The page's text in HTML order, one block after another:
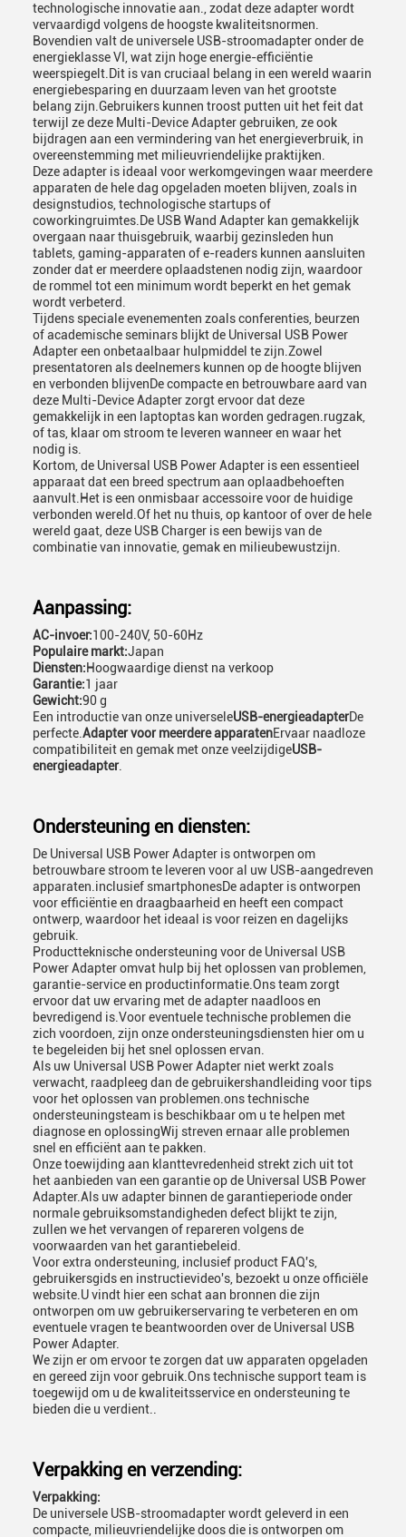
technologische innovatie aan., zodat deze adapter wordt
vervaardigd volgens de hoogste kwaliteitsnormen.
Bovendien valt de universele USB-stroomadapter onder de
energieklasse VI, wat zijn hoge energie-efficiëntie
weerspiegelt.Dit is van cruciaal belang in een wereld waarin
energiebesparing en duurzaam leven van het grootste
belang zijn.Gebruikers kunnen troost putten uit het feit dat
terwijl ze deze Multi-Device Adapter gebruiken, ze ook
bijdragen aan een vermindering van het energieverbruik, in
overeenstemming met milieuvriendelijke praktijken.
Deze adapter is ideaal voor werkomgevingen waar meerdere
apparaten de hele dag opgeladen moeten blijven, zoals in
designstudios, technologische startups of
coworkingruimtes.De USB Wand Adapter kan gemakkelijk
overgaan naar thuisgebruik, waarbij gezinsleden hun
tablets, gaming-apparaten of e-readers kunnen aansluiten
zonder dat er meerdere oplaadstenen nodig zijn, waardoor
de rommel tot een minimum wordt beperkt en het gemak
wordt verbeterd.
Tijdens speciale evenementen zoals conferenties, beurzen
of academische seminars blijkt de Universal USB Power
Adapter een onbetaalbaar hulpmiddel te zijn.Zowel
presentatoren als deelnemers kunnen op de hoogte blijven
en verbonden blijvenDe compacte en betrouwbare aard van
deze Multi-Device Adapter zorgt ervoor dat deze
gemakkelijk in een laptoptas kan worden gedragen.rugzak,
of tas, klaar om stroom te leveren wanneer en waar het
nodig is.
Kortom, de Universal USB Power Adapter is een essentieel
apparaat dat een breed spectrum aan oplaadbehoeften
aanvult.Het is een onmisbaar accessoire voor de huidige
verbonden wereld.Of het nu thuis, op kantoor of over de hele
wereld gaat, deze USB Charger is een bewijs van de
combinatie van innovatie, gemak en milieubewustzijn.
Aanpassing:
AC-invoer:100-240V, 50-60Hz
Populaire markt:Japan
Diensten:Hoogwaardige dienst na verkoop
Garantie:1 jaar
Gewicht:90 g
Een introductie van onze universeleUSB-energieadapterDe
perfecte. Adapter voor meerdere apparatenErvaar naadloze
compatibiliteit en gemak met onze veelzijdigeUSB-
energieadapter.
Ondersteuning en diensten:
De Universal USB Power Adapter is ontworpen om
betrouwbare stroom te leveren voor al uw USB-aangedreven
apparaten.inclusief smartphonesDe adapter is ontworpen
voor efficiëntie en draagbaarheid en heeft een compact
ontwerp, waardoor het ideaal is voor reizen en dagelijks
gebruik.
Productteknische ondersteuning voor de Universal USB
Power Adapter omvat hulp bij het oplossen van problemen,
garantie-service en productinformatie.Ons team zorgt
ervoor dat uw ervaring met de adapter naadloos en
bevredigend is.Voor eventuele technische problemen die
zich voordoen, zijn onze ondersteuningsdiensten hier om u
te begeleiden bij het snel oplossen ervan.
Als uw Universal USB Power Adapter niet werkt zoals
verwacht, raadpleeg dan de gebruikershandleiding voor tips
voor het oplossen van problemen.ons technische
ondersteuningsteam is beschikbaar om u te helpen met
diagnose en oplossingWij streven ernaar alle problemen
snel en efficiënt aan te pakken.
Onze toewijding aan klanttevredenheid strekt zich uit tot
het aanbieden van een garantie op de Universal USB Power
Adapter.Als uw adapter binnen de garantieperiode onder
normale gebruiksomstandigheden defect blijkt te zijn,
zullen we het vervangen of repareren volgens de
voorwaarden van het garantiebeleid.
Voor extra ondersteuning, inclusief product FAQ's,
gebruikersgids en instructievideo's, bezoekt u onze officiële
website.U vindt hier een schat aan bronnen die zijn
ontworpen om uw gebruikerservaring te verbeteren en om
eventuele vragen te beantwoorden over de Universal USB
Power Adapter.
We zijn er om ervoor te zorgen dat uw apparaten opgeladen
en gereed zijn voor gebruik.Ons technische support team is
toegewijd om u de kwaliteitsservice en ondersteuning te
bieden die u verdient..
Verpakking en verzending:
Verpakking:
De universele USB-stroomadapter wordt geleverd in een
compacte, milieuvriendelijke doos die is ontworpen om